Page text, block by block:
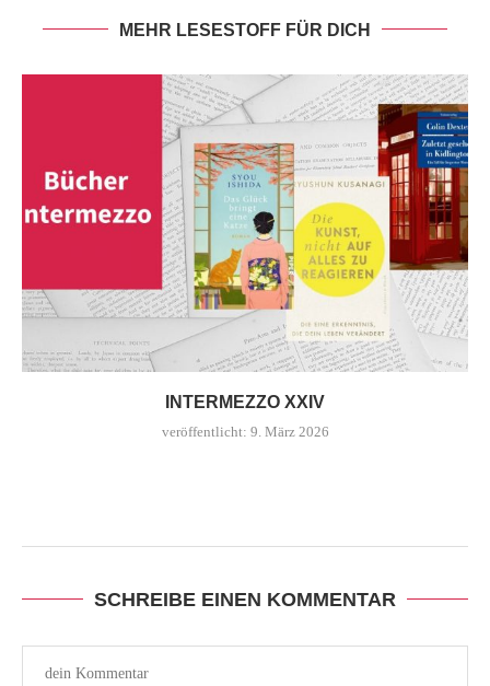
MEHR LESESTOFF FÜR DICH
INTERMEZZO XXIV
veröffentlicht: 9. März 2026
SCHREIBE EINEN KOMMENTAR